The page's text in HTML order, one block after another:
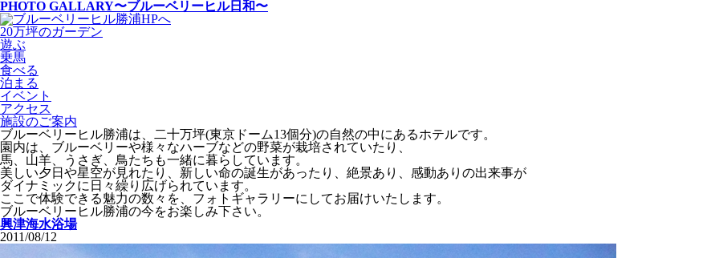
PHOTO GALLARY〜ブルーベリーヒル日和〜
20万坪のガーデン
遊ぶ
乗馬
食べる
泊まる
イベント
アクセス
施設のご案内
ブルーベリーヒル勝浦は、二十万坪(東京ドーム13個分)の自然の中にあるホテルです。
園内は、ブルーベリーや様々なハーブなどの野菜が栽培されていたり、
馬、山羊、うさぎ、鳥たちも一緒に暮らしています。
美しい夕日や星空が見れたり、新しい命の誕生があったり、絶景あり、感動ありの出来事が
ダイナミックに日々繰り広げられています。
ここで体験できる魅力の数々を、フォトギャラリーにしてお届けいたします。
ブルーベリーヒル勝浦の今をお楽しみ下さい。
興津海水浴場
2011/08/12